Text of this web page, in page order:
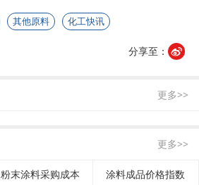
其他原料 化工快讯
分享至：
更多>>
更多>>
粉末涂料采购成本 涂料成品价格指数